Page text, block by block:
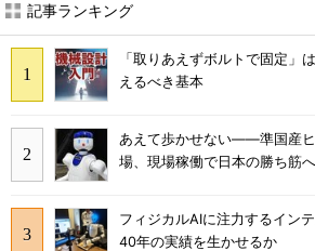
記事ランキング
「取りあえずボルトで固定
えるべき基本
あえて歩かせない――準国産
場、現場稼働で日本の勝ち筋へ
フィジカルAIに注力するイン
40年の実績を生かせるか